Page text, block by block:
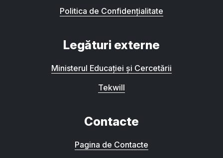
Politica de Confidențialitate
Legături externe
Ministerul Educației și Cercetării
Tekwill
Contacte
Pagina de Contacte